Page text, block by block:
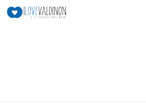
Salta al contenuto